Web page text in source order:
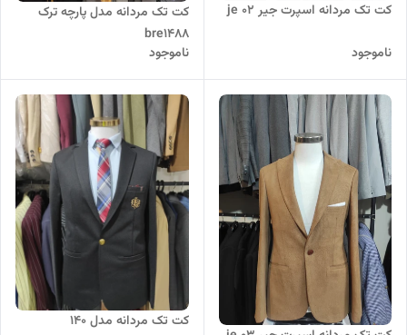
کت تک مردانه اسپرت جیر je 02
ناموجود
کت تک مردانه مدل پارچه ترک
bre1488
ناموجود
کت تک مردانه مدل 140